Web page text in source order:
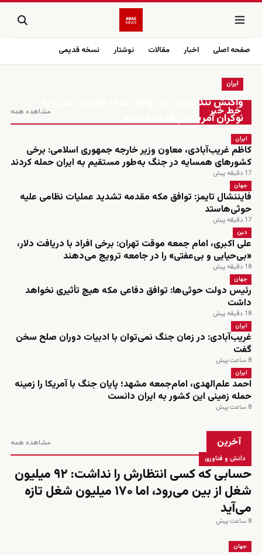
صفحه اصلی اخبار مقالات نوشتار نسخه قدیمی
زنده
خط خبر مشاهده همه
ایران
واکنش تند نبویان به توافق مکه؛ «آویزان شدن به
نوکران آمریکا بی‌فایده است»
ایران
کاظم غریب‌آبادی، معاون وزیر خارجه جمهوری اسلامی: برخی
کشورهای همسایه در جنگ به‌طور مستقیم به ایران حمله کردند
17 دقیقه پیش
جهان
فایننشال تایمز: توافق مکه مقدمه تشدید عملیات نظامی علیه
حوثی‌هاستد
17 دقیقه پیش
دین
علی اکبری، امام جمعه موقت تهران: برخی افراد با دریافت دلار،
«بی‌حیایی و بی‌عفتی» را در جامعه ترویج می‌دهند
18 دقیقه پیش
جهان
رئیس دولت حوثی‌ها: توافق دفاعی مکه هیچ تأثیری نخواهد
داشت
18 دقیقه پیش
ایران
غریب‌آبادی: در زمان جنگ نمی‌توان با ادبیات دوران صلح سخن
گفت
8 ساعت پیش
ایران
احمد علم‌الهدی، امام‌جمعه مشهد؛ پایان جنگ با آمریکا را زمینه
حمله زمینی این کشور به ایران دانست
8 ساعت پیش
آخرین مشاهده همه
دانش و فناوری
حسابی که کسی انتظارش را نداشت: ۹۲ میلیون
شغل از بین می‌رود، اما ۱۷۰ میلیون شغل تازه
می‌آید
8 ساعت پیش
جهان